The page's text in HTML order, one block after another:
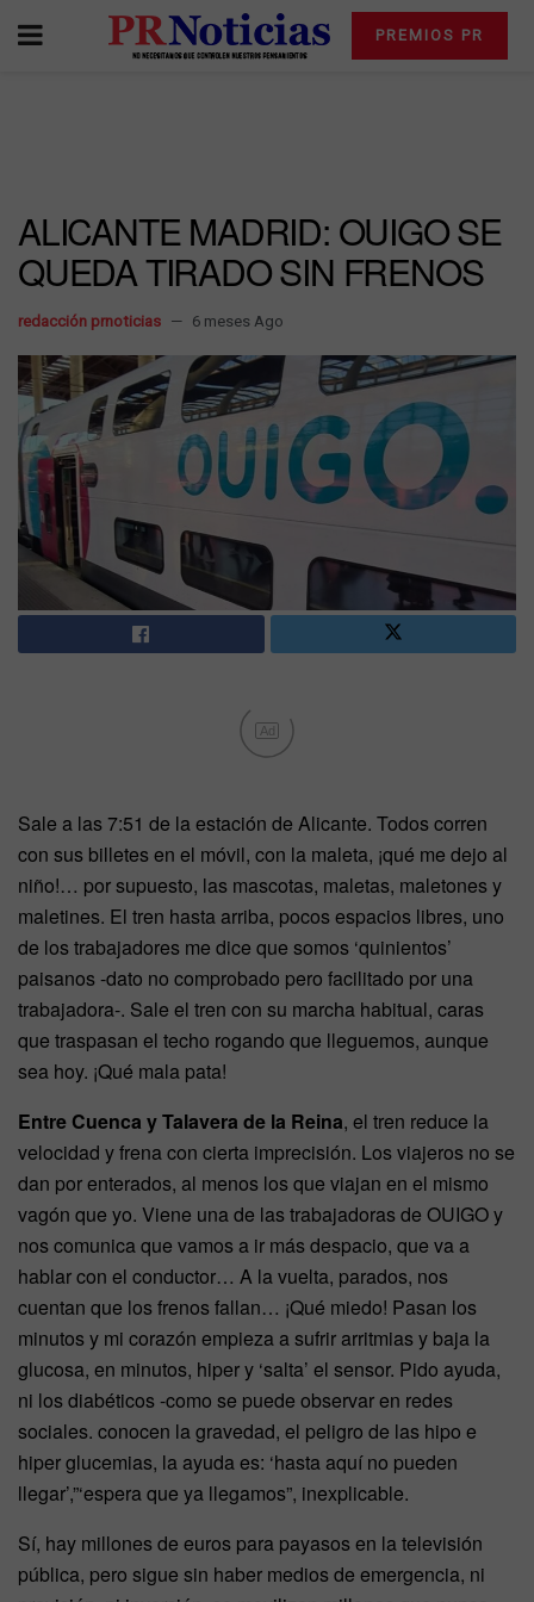
PREMIOS PR
ALICANTE MADRID: OUIGO SE
QUEDA TIRADO SIN FRENOS
redacción prnoticias 6 meses Ago
Ad
Sale a las 7:51 de la estación de Alicante. Todos corren
con sus billetes en el móvil, con la maleta, ¡qué me dejo al
niño!… por supuesto, las mascotas, maletas, maletones y
maletines. El tren hasta arriba, pocos espacios libres, uno
de los trabajadores me dice que somos ‘quinientos’
paisanos -dato no comprobado pero facilitado por una
trabajadora-. Sale el tren con su marcha habitual, caras
que traspasan el techo rogando que lleguemos, aunque
sea hoy. ¡Qué mala pata!
Entre Cuenca y Talavera de la Reina, el tren reduce la
velocidad y frena con cierta imprecisión. Los viajeros no se
dan por enterados, al menos los que viajan en el mismo
vagón que yo. Viene una de las trabajadoras de OUIGO y
nos comunica que vamos a ir más despacio, que va a
hablar con el conductor… A la vuelta, parados, nos
cuentan que los frenos fallan… ¡Qué miedo! Pasan los
minutos y mi corazón empieza a sufrir arritmias y baja la
glucosa, en minutos, hiper y ‘salta’ el sensor. Pido ayuda,
ni los diabéticos -como se puede observar en redes
sociales. conocen la gravedad, el peligro de las hipo e
hiper glucemias, la ayuda es: ‘hasta aquí no pueden
llegar’,”‘espera que ya llegamos”, inexplicable.
Sí, hay millones de euros para payasos en la televisión
pública, pero sigue sin haber medios de emergencia, ni